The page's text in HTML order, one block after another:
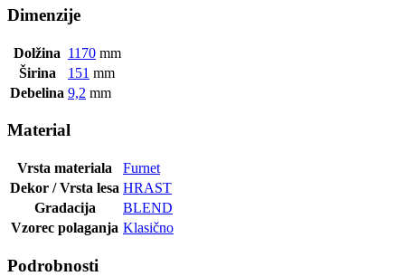
Dimenzije
Dolžina 1170 mm
Širina
151 mm
Debelina 9,2 mm
Material
Vrsta materiala
Furnet
Dekor / Vrsta lesa HRAST
Gradacija
BLEND
Vzorec polaganja Klasično
Podrobnosti